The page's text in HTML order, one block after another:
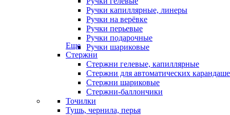
Ручки капиллярные, линеры
Ручки на верёвке
Ручки перьевые
Ручки подарочные
Ручки шариковые
Еще
Стержни
Стержни гелевые, капиллярные
Стержни для автоматических
Стержни шариковые
Стержни-баллончики
Точилки
Тушь, чернила, перья